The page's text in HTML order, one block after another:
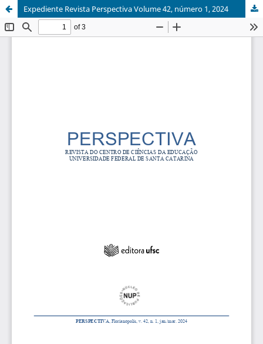
Expediente Revista Perspectiva Volume 42, número 1, 2024